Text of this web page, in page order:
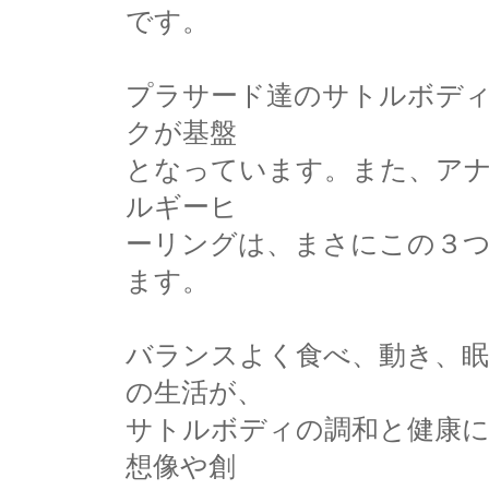
です。
プラサード達のサトルボデ
クが基盤
となっています。また、ア
ルギーヒ
ーリングは、まさにこの３
ます。
バランスよく食べ、動き、
の生活が、
サトルボディの調和と健康
想像や創